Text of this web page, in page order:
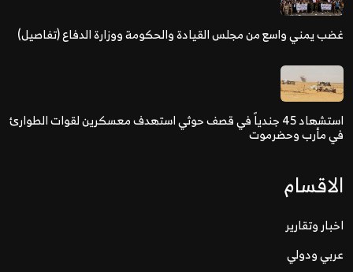
غضب يمني واسع من مجلس القيادة والحكومة ووزارة الدفاع (تفاصيل)
استشهاد 45 جندياً في قصف حوثي استهدف معسكرين لقوات الطوارئ
في مأرب وحضرموت
الاقسام
اخبار وتقارير
عربي ودولي